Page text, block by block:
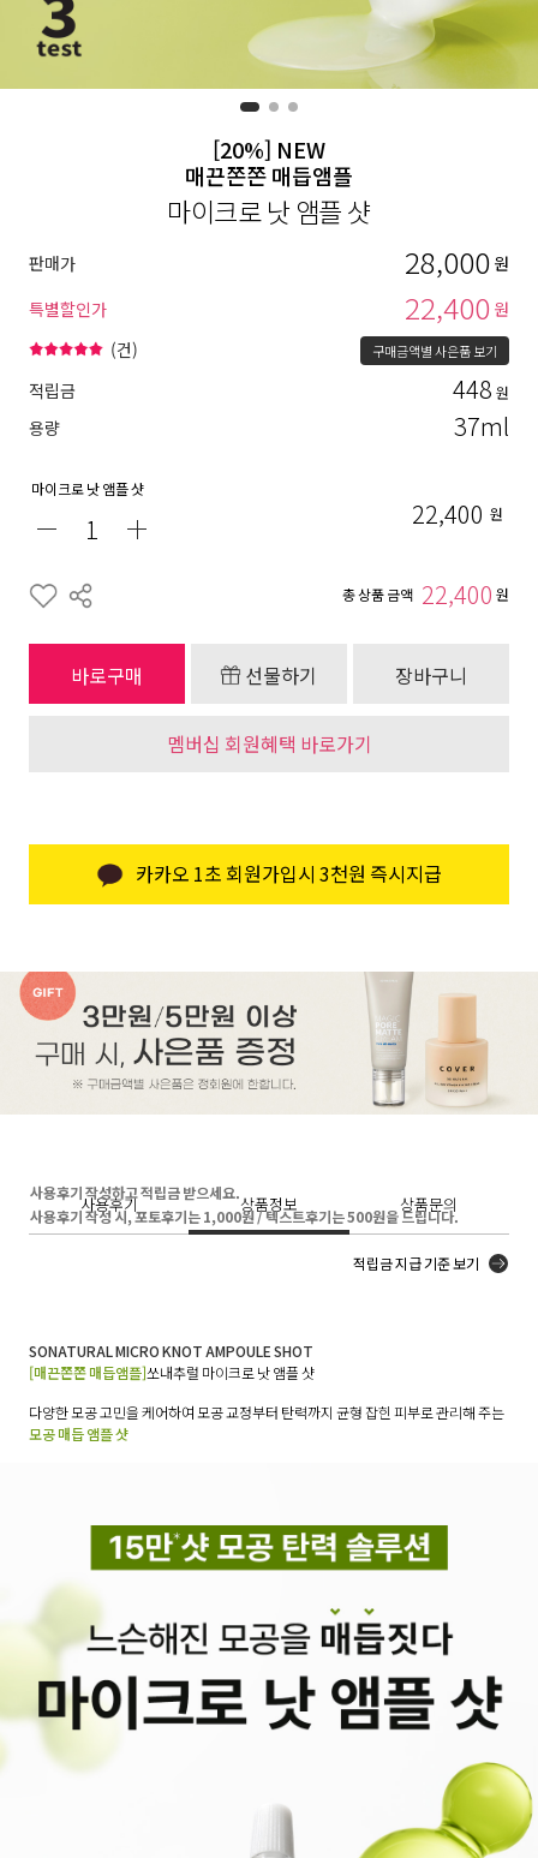
[20%] NEW
매끈쫀쫀 매듭앰플
마이크로 낫 앰플 샷
판매가 28,000 원
특별할인가
22,400 원
(건) 구매금액별 사은품 보기
적립금 448 원
용량 37ml
마이크로 낫 앰플 샷
22,400 원
총 상품 금액 22,400 원
바로구매 선물하기 장바구니
멤버십 회원혜택 바로가기
카카오 1초 회원가입시 3천원 즉시지급
사용후기 상품정보 상품문의
사용후기 작성하고 적립금 받으세요.
사용후기 작성 시, 포토후기는 1,000원 / 텍스트후기는 500원을 드립니다.
적립금 지급 기준 보기
SONATURAL MICRO KNOT AMPOULE SHOT
[매끈쫀쫀 매듭앰플]쏘내추럴 마이크로 낫 앰플 샷
다양한 모공 고민을 케어하여 모공 교정부터 탄력까지 균형 잡힌 피부로 관리해 주는
모공 매듭 앰플 샷